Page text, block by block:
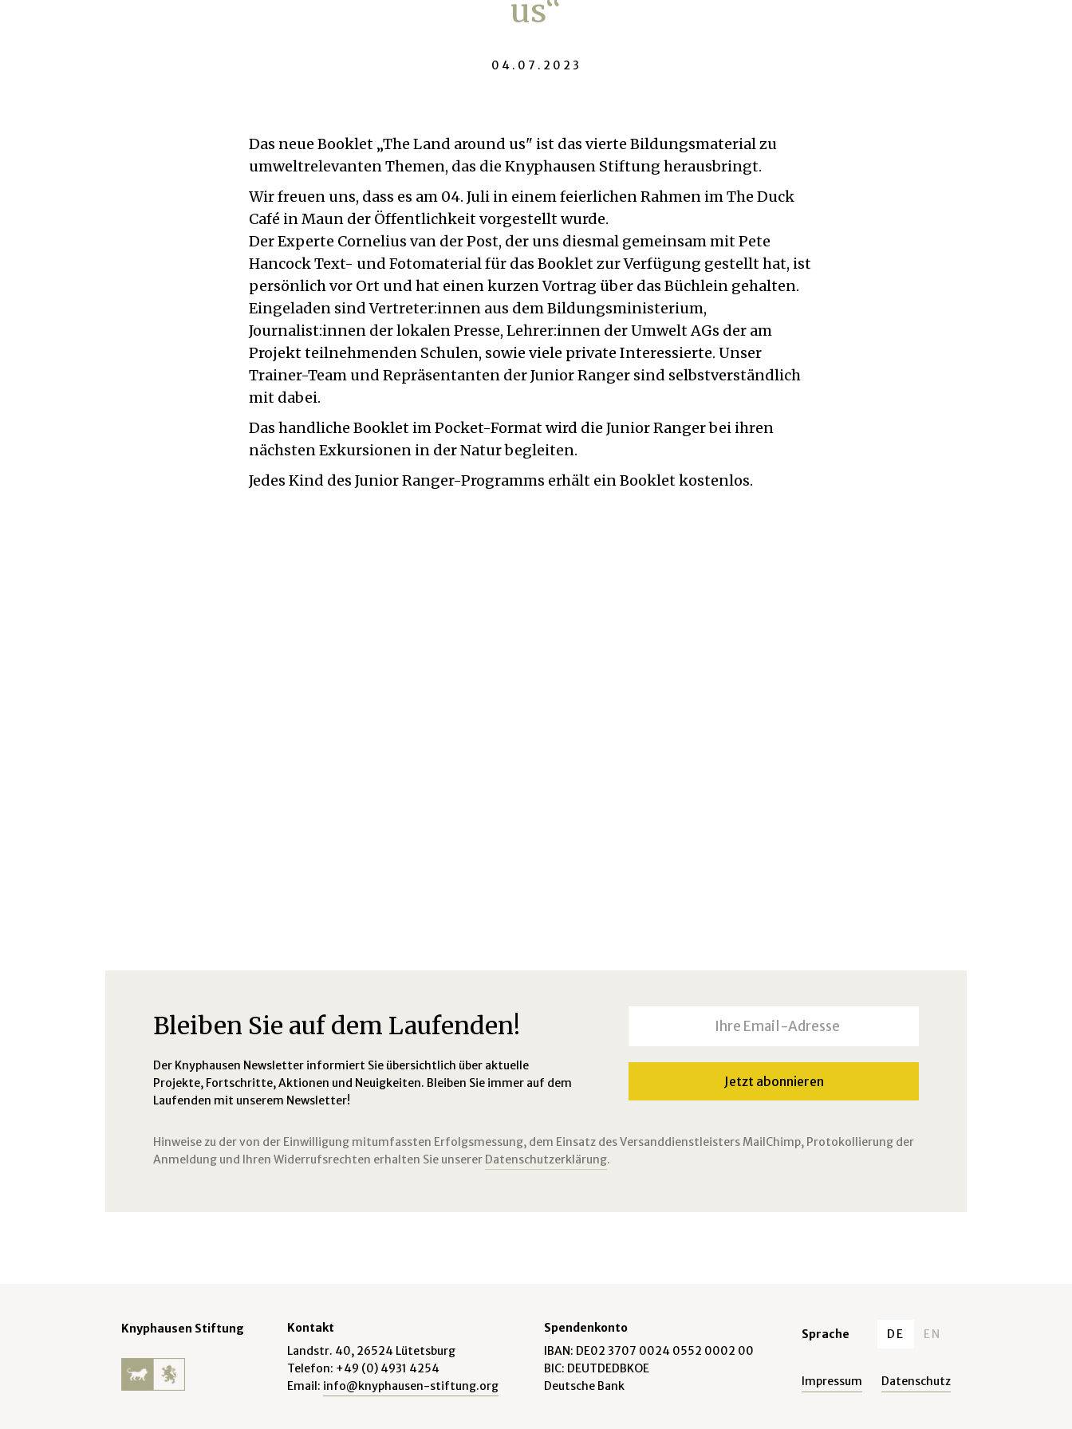
us“
04.07.2023
Das neue Booklet „The Land around us" ist das vierte Bildungsmaterial zu
umweltrelevanten Themen, das die Knyphausen Stiftung herausbringt.
Wir freuen uns, dass es am 04. Juli in einem feierlichen Rahmen im The Duck
Café in Maun der Öffentlichkeit vorgestellt wurde.
Der Experte Cornelius van der Post, der uns diesmal gemeinsam mit Pete
Hancock Text- und Fotomaterial für das Booklet zur Verfügung gestellt hat, ist
persönlich vor Ort und hat einen kurzen Vortrag über das Büchlein gehalten.
Eingeladen sind Vertreter:innen aus dem Bildungsministerium,
Journalist:innen der lokalen Presse, Lehrer:innen der Umwelt AGs der am
Projekt teilnehmenden Schulen, sowie viele private Interessierte. Unser
Trainer-Team und Repräsentanten der Junior Ranger sind selbstverständlich
mit dabei.
Das handliche Booklet im Pocket-Format wird die Junior Ranger bei ihren
nächsten Exkursionen in der Natur begleiten.
Jedes Kind des Junior Ranger-Programms erhält ein Booklet kostenlos.
Bleiben Sie auf dem Laufenden!
Der Knyphausen Newsletter informiert Sie übersichtlich über aktuelle
Projekte, Fortschritte, Aktionen und Neuigkeiten. Bleiben Sie immer auf dem
Laufenden mit unserem Newsletter!
Hinweise zu der von der Einwilligung mitumfassten Erfolgsmessung, dem Einsatz des Versanddienstleisters MailChimp, Protokollierung der
Anmeldung und Ihren Widerrufsrechten erhalten Sie unserer Datenschutzerklärung.
Knyphausen Stiftung
Kontakt
Landstr. 40, 26524 Lütetsburg
Telefon: +49 (0) 4931 4254
Email: info@knyphausen-stiftung.org
Spendenkonto
IBAN: DE02 3707 0024 0552 0002 00
BIC: DEUTDEDBKOE
Deutsche Bank
Sprache DE EN
Impressum Datenschutz